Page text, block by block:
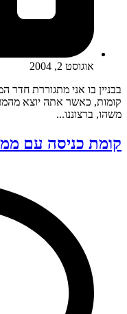
אוגוסט 2, 2004
קומות, כאשר אתה יוצא
משהו, ברצוננו...
קומת כניסה עם